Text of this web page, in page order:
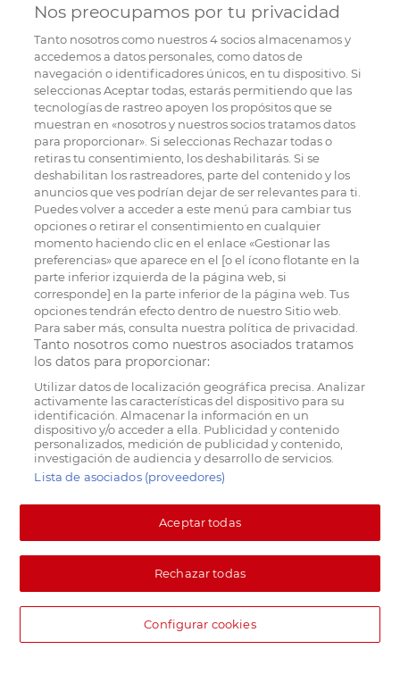
Nos preocupamos por tu privacidad
Tanto nosotros como nuestros4socios almacenamos y
accedemos a datos personales, como datos de
navegación o identificadores únicos, en tu dispositivo. Si
seleccionas Aceptar todas, estarás permitiendo que las
tecnologías de rastreo apoyen los propósitos que se
muestran en «nosotros y nuestros socios tratamos datos
para proporcionar». Si seleccionas Rechazar todas o
retiras tu consentimiento, los deshabilitarás. Si se
deshabilitan los rastreadores, parte del contenido y los
anuncios que ves podrían dejar de ser relevantes para ti.
Puedes volver a acceder a este menú para cambiar tus
opciones o retirar el consentimiento en cualquier
momento haciendo clic en el enlace «Gestionar las
preferencias» que aparece en el [o el ícono flotante en la
parte inferior izquierda de la página web, si
corresponde] en la parte inferior de la página web. Tus
opciones tendrán efecto dentro de nuestro Sitio web.
Para saber más, consulta nuestra política de privacidad.
Tanto nosotros como nuestros asociados tratamos
los datos para proporcionar:
Utilizar datos de localización geográfica precisa. Analizar
activamente las características del dispositivo para su
identificación. Almacenar la información en un
dispositivo y/o acceder a ella. Publicidad y contenido
personalizados, medición de publicidad y contenido,
investigación de audiencia y desarrollo de servicios.
Lista de asociados (proveedores)
Aceptar todas
Rechazar todas
Configurar cookies